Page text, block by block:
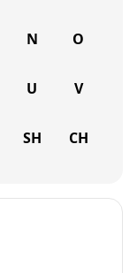
N O
U V
SH CH